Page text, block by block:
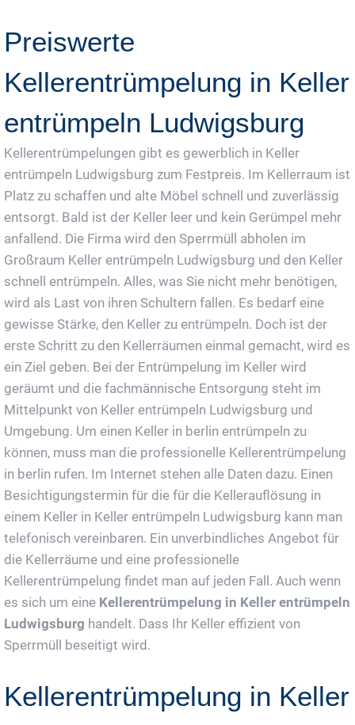
Preiswerte
Kellerentrümpelung in Keller
entrümpeln Ludwigsburg
Kellerentrümpelungen gibt es gewerblich in Keller
entrümpeln Ludwigsburg zum Festpreis. Im Kellerraum ist
Platz zu schaffen und alte Möbel schnell und zuverlässig
entsorgt. Bald ist der Keller leer und kein Gerümpel mehr
anfallend. Die Firma wird den Sperrmüll abholen im
Großraum Keller entrümpeln Ludwigsburg und den Keller
schnell entrümpeln. Alles, was Sie nicht mehr benötigen,
wird als Last von ihren Schultern fallen. Es bedarf eine
gewisse Stärke, den Keller zu entrümpeln. Doch ist der
erste Schritt zu den Kellerräumen einmal gemacht, wird es
ein Ziel geben. Bei der Entrümpelung im Keller wird
geräumt und die fachmännische Entsorgung steht im
Mittelpunkt von Keller entrümpeln Ludwigsburg und
Umgebung. Um einen Keller in berlin entrümpeln zu
können, muss man die professionelle Kellerentrümpelung
in berlin rufen. Im Internet stehen alle Daten dazu. Einen
Besichtigungstermin für die für die Kellerauflösung in
einem Keller in Keller entrümpeln Ludwigsburg kann man
telefonisch vereinbaren. Ein unverbindliches Angebot für
die Kellerräume und eine professionelle
Kellerentrümpelung findet man auf jeden Fall. Auch wenn
es sich um eine Kellerentrümpelung in Keller entrümpeln
Ludwigsburg handelt. Dass Ihr Keller effizient von
Sperrmüll beseitigt wird.
Kellerentrümpelung in Keller